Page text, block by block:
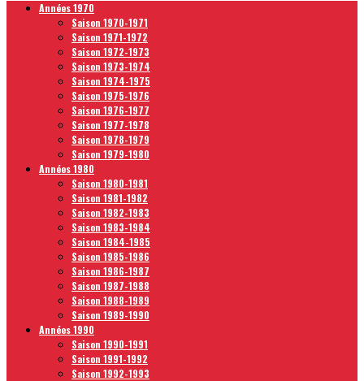
Années 1970
Saison 1970-1971
Saison 1971-1972
Saison 1972-1973
Saison 1973-1974
Saison 1974-1975
Saison 1975-1976
Saison 1976-1977
Saison 1977-1978
Saison 1978-1979
Saison 1979-1980
Années 1980
Saison 1980-1981
Saison 1981-1982
Saison 1982-1983
Saison 1983-1984
Saison 1984-1985
Saison 1985-1986
Saison 1986-1987
Saison 1987-1988
Saison 1988-1989
Saison 1989-1990
Années 1990
Saison 1990-1991
Saison 1991-1992
Saison 1992-1993